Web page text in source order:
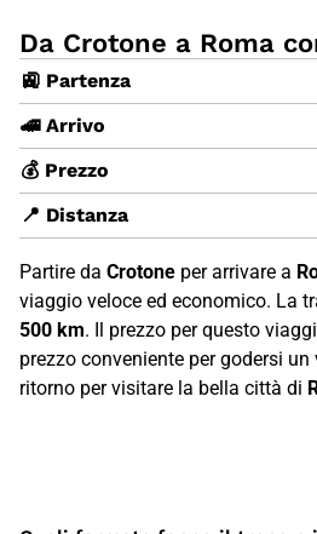
Da Crotone a Roma
🚉 Partenza
🚄 Arrivo
💰 Prezzo
📍 Distanza
Partire da Crotone per arrivare a
viaggio veloce ed economico. La
500 km. Il prezzo per questo
prezzo conveniente per godersi
ritorno per visitare la bella città di